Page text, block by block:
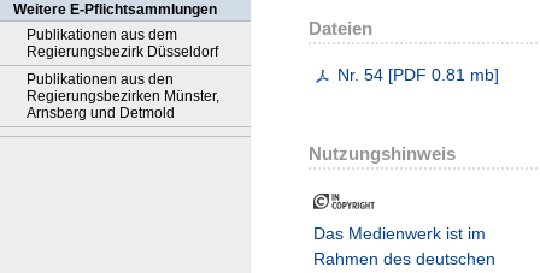
Weitere E-Pflichtsammlungen
Publikationen aus dem
Regierungsbezirk Düsseldorf
Publikationen aus den
Regierungsbezirken Münster,
Arnsberg und Detmold
Dateien
Nr. 54 [PDF 0.81 mb]
Nutzungshinweis
Das Medienwerk ist im
Rahmen des deutschen